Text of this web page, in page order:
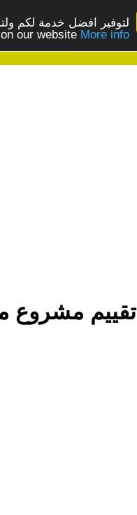
لتوفير افضل خدمة لكم
our website More info - المزيد
تقييم مشروع